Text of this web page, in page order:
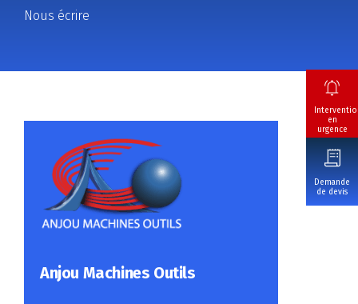
en
urgence
Demande
de devis
Nous écrire
Anjou Machines Outils